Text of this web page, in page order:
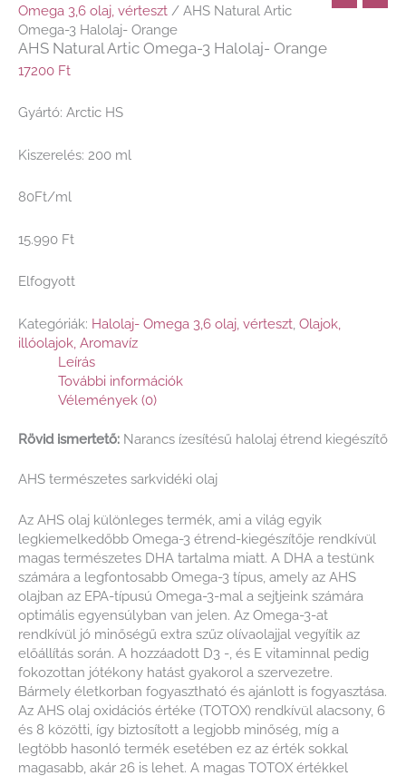
Omega 3,6 olaj, vérteszt / AHS Natural Artic
Omega-3 Halolaj- Orange
AHS Natural Artic Omega-3 Halolaj- Orange
17200 Ft
Gyártó: Arctic HS
Kiszerelés: 200 ml
80Ft/ml
15.990 Ft
Elfogyott
Kategóriák: Halolaj- Omega 3,6 olaj, vérteszt Olajok,
illóolajok, Aromavíz
Leírás
További információk
Vélemények (0)
Rövid ismertető: Narancs ízesítésű halolaj étrend kiegészítő
AHS természetes sarkvidéki olaj
Az AHS olaj különleges termék, ami a világ egyik
legkiemelkedőbb Omega-3 étrend-kiegészítője rendkívül
magas természetes DHA tartalma miatt. A DHA a testünk
számára a legfontosabb Omega-3 típus, amely az AHS
olajban az EPA-típusú Omega-3-mal a sejtjeink számára
optimális egyensúlyban van jelen. Az Omega-3-at
rendkívül jó minőségű extra szűz olívaolajjal vegyítik az
előállítás során. A hozzáadott D3 -, és E vitaminnal pedig
fokozottan jótékony hatást gyakorol a szervezetre.
Bármely életkorban fogyasztható és ajánlott is fogyasztása.
Az AHS olaj oxidációs értéke (TOTOX) rendkívül alacsony, 6
és 8 közötti, így biztosított a legjobb minőség, míg a
legtöbb hasonló termék esetében ez az érték sokkal
magasabb, akár 26 is lehet. A magas TOTOX értékkel